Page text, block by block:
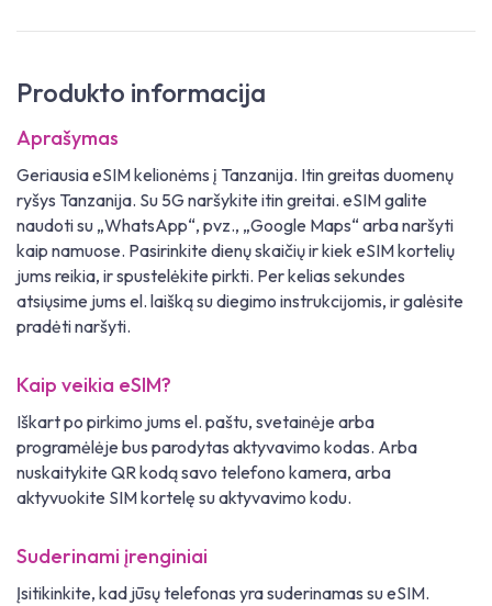
Produkto informacija
Aprašymas
Geriausia eSIM kelionėms į Tanzanija. Itin greitas duomenų
ryšys Tanzanija. Su 5G naršykite itin greitai. eSIM galite
naudoti su „WhatsApp“, pvz., „Google Maps“ arba naršyti
kaip namuose. Pasirinkite dienų skaičių ir kiek eSIM kortelių
jums reikia, ir spustelėkite pirkti. Per kelias sekundes
atsiųsime jums el. laišką su diegimo instrukcijomis, ir galėsite
pradėti naršyti.
Kaip veikia eSIM?
Iškart po pirkimo jums el. paštu, svetainėje arba
programėlėje bus parodytas aktyvavimo kodas. Arba
nuskaitykite QR kodą savo telefono kamera, arba
aktyvuokite SIM kortelę su aktyvavimo kodu.
Suderinami įrenginiai
Įsitikinkite, kad jūsų telefonas yra suderinamas su eSIM.